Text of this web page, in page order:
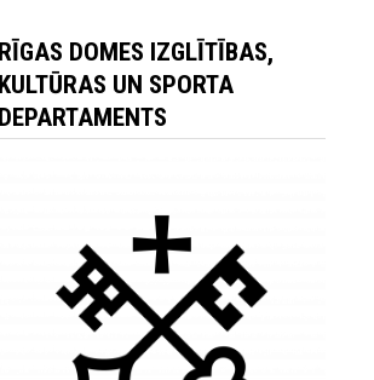
RĪGAS DOMES IZGLĪTĪBAS,
KULTŪRAS UN SPORTA
DEPARTAMENTS